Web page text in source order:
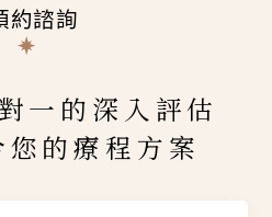
約諮詢
一的深入評估
的療程方案